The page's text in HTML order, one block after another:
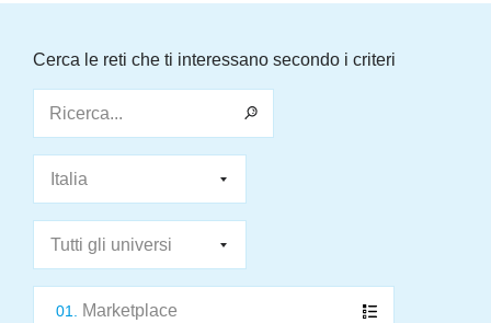
01. Marketplace
Cerca le reti che ti interessano secondo i criteri
Ricerca...